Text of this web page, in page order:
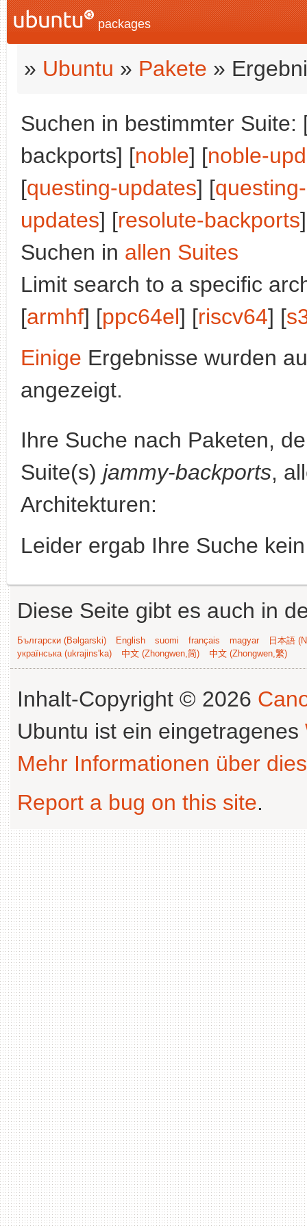
packages
» Ubuntu » Pakete »
Suchen in bestimmter Suite:
backports] [noble] [noble-
[questing-updates] [
updates] [resolute-backports
Suchen in allen Suites
Limit search to a specific
[armhf] [ppc64el] [riscv64] [
Einige Ergebnisse wurden
angezeigt.
Ihre Suche nach Paketen,
Suite(s) jammy-backports,
Architekturen:
Leider ergab Ihre Suche
Diese Seite gibt es auch in
Български (Bəlgarski) English suomi français magyar
日本語
українська (ukrajins'ka)
中文 (Zhongwen,简) 中文 (Zhongwen,繁)
Inhalt-Copyright © 2026
Ubuntu ist ein eingetragenes
Mehr Informationen über
Report a bug on this site.